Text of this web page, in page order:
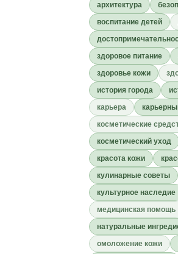
архитектура
воспитание детей
здоровое питание
здоровье кожи
история города
карьера
косметические
косметический уход
красота кожи
кулинарные советы
культурное наследие
медицинская помощь
натуральные
омоложение кожи